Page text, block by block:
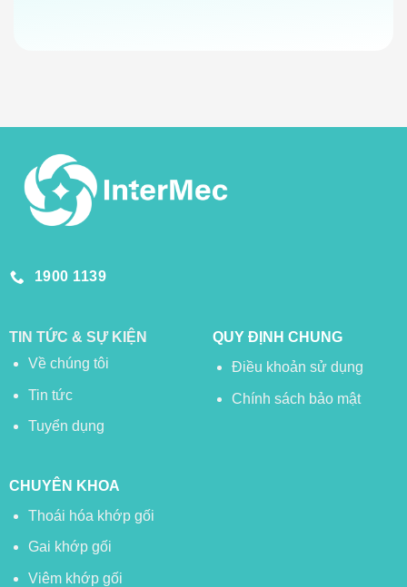
1900 1139
TIN TỨC & SỰ KIỆN
Về chúng tôi
Tin tức
Tuyển dụng
QUY ĐỊNH CHUNG
Điều khoản sử dụng
Chính sách bảo mật
CHUYÊN KHOA
Thoái hóa khớp gối
Gai khớp gối
Viêm khớp gối